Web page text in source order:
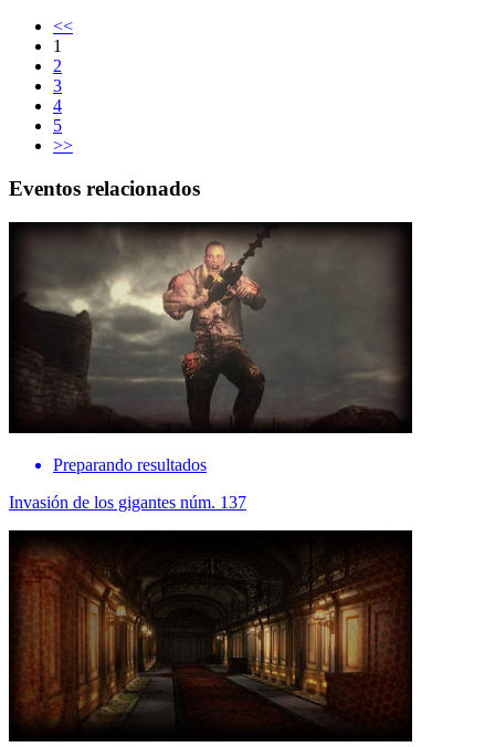
<<
1
2
3
4
5
>>
Eventos relacionados
Preparando resultados
Invasión de los gigantes núm. 137